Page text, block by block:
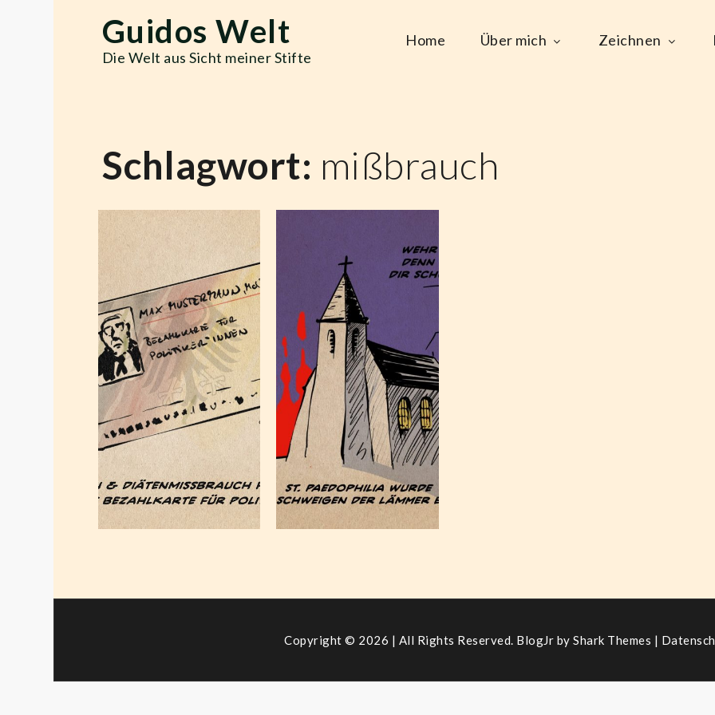
Guidos Welt
Die Welt aus Sicht meiner Stifte
Home Über mich Zeichnen
Schlagwort: mißbrauch
Bezahlkartenlösung
Februar 1,
2024
St.
Paedophilia
Oktober 8,
2021
Copyright © 2026 | All Rights Reserved. BlogJr byShark Themes |